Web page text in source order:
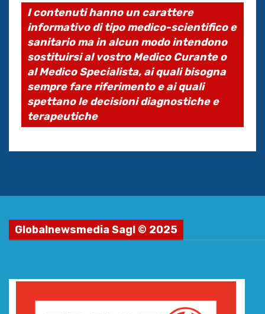
I contenuti hanno un carattere
informativo di tipo medico-scientifico e
sanitario ma in alcun modo intendono
sostituirsi al vostro Medico Curante o
al Medico Specialista, ai quali bisogna
sempre fare riferimento e ai quali
spettano le decisioni diagnostiche e
terapeutiche
Globalnewsmedia Sagl © 2025